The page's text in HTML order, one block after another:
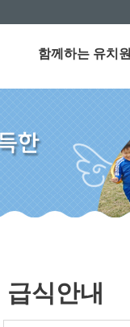
함께하는 유치원
급식안내